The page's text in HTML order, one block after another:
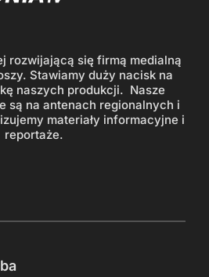
rozwijającą się firmą medialną
Stawiamy duży nacisk na
naszych produkcji. Nasze
są na antenach regionalnych i
materiały informacyjne i
reportaże.